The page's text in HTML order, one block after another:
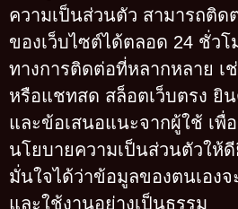
ความเป็นส่วนตัว สามารถติด
ของเว็บไซต์ได้ตลอด 24 ชั่วโ
ทางการติดต่อที่หลากหลาย เ
หรือแชทสด สล็อตเว็บตรง ยิ
และข้อเสนอแนะจากผู้ใช้ เพื่
นโยบายความเป็นส่วนตัวให้
มั่นใจได้ว่าข้อมูลของตนเองจ
และใช้งานอย่างเป็นธรรม